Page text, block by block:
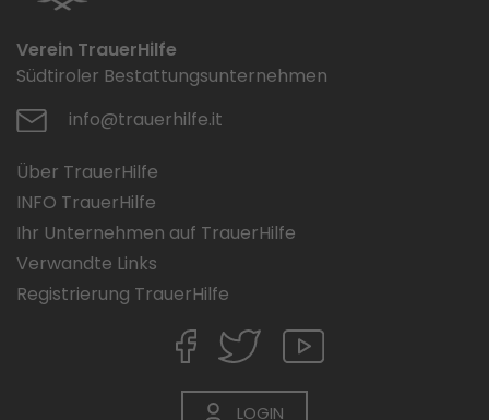
Verein TrauerHilfe
Südtiroler Bestattungsunternehmen
info@trauerhilfe.it
Über TrauerHilfe
INFO TrauerHilfe
Ihr Unternehmen auf TrauerHilfe
Verwandte Links
Registrierung TrauerHilfe
LOGIN